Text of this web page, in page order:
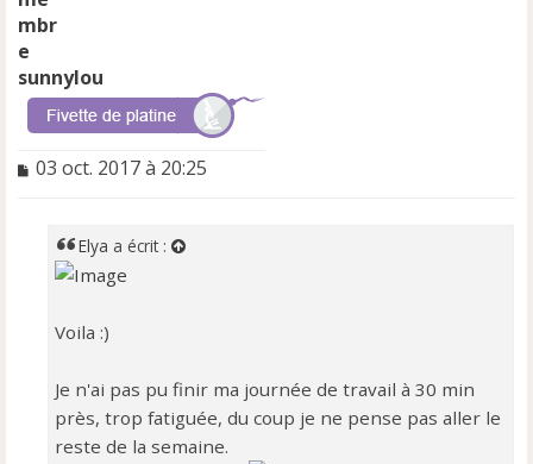
sunnylou
M
03 oct. 2017 à 20:25
Elya a écrit :
Voila :)
Je n'ai pas pu finir ma journée de travail à 30 min
près, trop fatiguée, du coup je ne pense pas aller le
reste de la semaine.